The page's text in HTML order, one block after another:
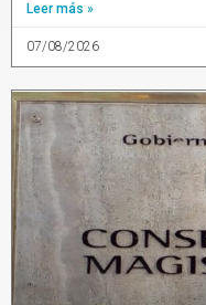
Leer más »
07/08/2026